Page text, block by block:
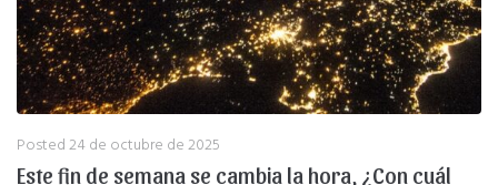
Posted24 de octubre de 2025
Este fin de semana se cambia la hora, ¿Con cuál